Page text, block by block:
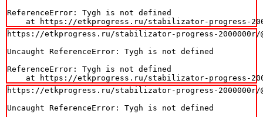
ReferenceError: Tygh is not defined
at https://etkprogress.ru/stabilizator-progress-
https://etkprogress.ru/stabilizator-progress-2000000r/
Uncaught ReferenceError: Tygh is not defined
ReferenceError: Tygh is not defined
at https://etkprogress.ru/stabilizator-progress-
https://etkprogress.ru/stabilizator-progress-2000000r/
Uncaught ReferenceError: Tygh is not defined